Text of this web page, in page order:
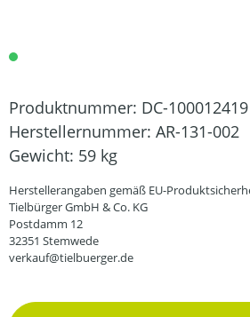
Produktnummer: DC-100012419
Herstellernummer: AR-131-002
Gewicht: 59 kg
Herstellerangaben gemäß EU-
Tielbürger GmbH & Co. KG
Postdamm 12
32351 Stemwede
verkauf@tielbuerger.de